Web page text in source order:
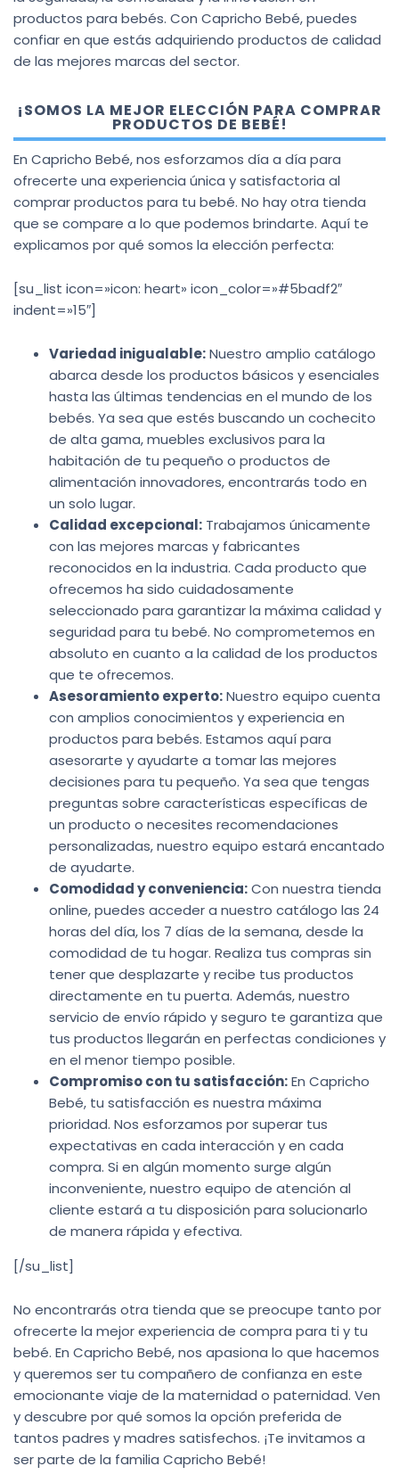
productos para bebés. Con Capricho Bebé, puedes
confiar en que estás adquiriendo productos de calidad
de las mejores marcas del sector.
¡SOMOS LA MEJOR ELECCIÓN PARA COMPRAR
PRODUCTOS DE BEBÉ!
En Capricho Bebé, nos esforzamos día a día para
ofrecerte una experiencia única y satisfactoria al
comprar productos para tu bebé. No hay otra tienda
que se compare a lo que podemos brindarte. Aquí te
explicamos por qué somos la elección perfecta:
[su_list icon=»icon: heart» icon_color=»#5badf2″
indent=»15″]
Variedad inigualable:Nuestro amplio catálogo
abarca desde los productos básicos y esenciales
hasta las últimas tendencias en el mundo de los
bebés. Ya sea que estés buscando un cochecito
de alta gama, muebles exclusivos para la
habitación de tu pequeño o productos de
alimentación innovadores, encontrarás todo en
un solo lugar.
Calidad excepcional: Trabajamos únicamente
con las mejores marcas y fabricantes
reconocidos en la industria. Cada producto que
ofrecemos ha sido cuidadosamente
seleccionado para garantizar la máxima calidad y
seguridad para tu bebé. No comprometemos en
absoluto en cuanto a la calidad de los productos
que te ofrecemos.
Asesoramiento experto:Nuestro equipo cuenta
con amplios conocimientos y experiencia en
productos para bebés. Estamos aquí para
asesorarte y ayudarte a tomar las mejores
decisiones para tu pequeño. Ya sea que tengas
preguntas sobre características específicas de
un producto o necesites recomendaciones
personalizadas, nuestro equipo estará encantado
de ayudarte.
Comodidad y conveniencia:Con nuestra tienda
online, puedes acceder a nuestro catálogo las 24
horas del día, los 7 días de la semana, desde la
comodidad de tu hogar. Realiza tus compras sin
tener que desplazarte y recibe tus productos
directamente en tu puerta. Además, nuestro
servicio de envío rápido y seguro te garantiza que
tus productos llegarán en perfectas condiciones y
en el menor tiempo posible.
Compromiso con tu satisfacción:En Capricho
Bebé, tu satisfacción es nuestra máxima
prioridad. Nos esforzamos por superar tus
expectativas en cada interacción y en cada
compra. Si en algún momento surge algún
inconveniente, nuestro equipo de atención al
cliente estará a tu disposición para solucionarlo
de manera rápida y efectiva.
[/su_list]
No encontrarás otra tienda que se preocupe tanto por
ofrecerte la mejor experiencia de compra para ti y tu
bebé. En Capricho Bebé, nos apasiona lo que hacemos
y queremos ser tu compañero de confianza en este
emocionante viaje de la maternidad o paternidad. Ven
y descubre por qué somos la opción preferida de
tantos padres y madres satisfechos. ¡Te invitamos a
ser parte de la familia Capricho Bebé!